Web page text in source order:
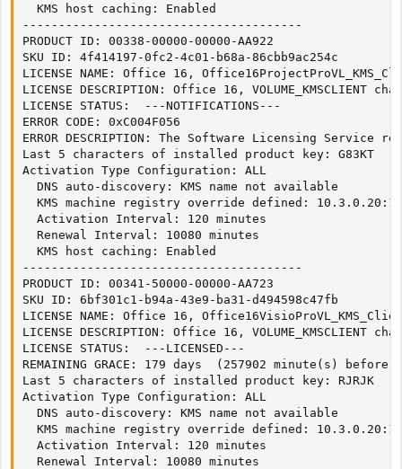
  KMS host caching: Enabled
---------------------------------------
PRODUCT ID: 00338-00000-00000-AA922
SKU ID: 4f414197-0fc2-4c01-b68a-86cbb9ac254c
LICENSE NAME: Office 16,
LICENSE DESCRIPTION: Office 16, VOLUME_KMSCLIENT
LICENSE STATUS:  ---NOTIFICATIONS---
ERROR CODE: 0xC004F056
ERROR DESCRIPTION: The Software Licensing
Last 5 characters of installed product key: G83KT
Activation Type Configuration: ALL
  DNS auto-discovery: KMS name not available
KMS machine registry override defined:
  Activation Interval: 120 minutes
  Renewal Interval: 10080 minutes
  KMS host caching: Enabled
---------------------------------------
PRODUCT ID: 00341-50000-00000-AA723
SKU ID: 6bf301c1-b94a-43e9-ba31-d494598c47fb
LICENSE NAME: Office 16,
LICENSE DESCRIPTION: Office 16, VOLUME_KMSCLIENT
LICENSE STATUS:  ---LICENSED---
REMAINING GRACE: 179 days  (257902 minute(s)
Last 5 characters of installed product key: RJRJK
Activation Type Configuration: ALL
  DNS auto-discovery: KMS name not available
KMS machine registry override defined:
  Activation Interval: 120 minutes
  Renewal Interval: 10080 minutes